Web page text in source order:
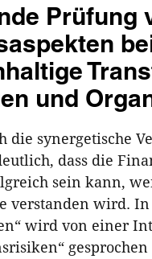
Prüfung
und
die synergetische
dass die
sein kann,
verstanden wird.
wird von einer